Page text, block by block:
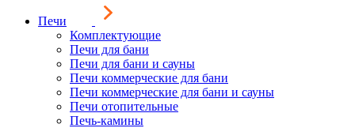
Печи
Комплектующие
Печи для бани
Печи для бани и сауны
Печи коммерческие для бани
Печи коммерческие для бани и сауны
Печи отопительные
Печь-камины